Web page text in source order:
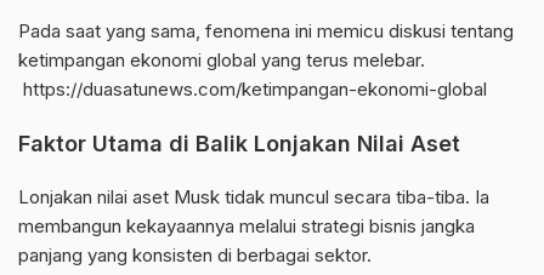
Pada saat yang sama, fenomena ini memicu diskusi tentang
ketimpangan ekonomi global yang terus melebar.
https://duasatunews.com/ketimpangan-ekonomi-global
Faktor Utama di Balik Lonjakan Nilai Aset
Lonjakan nilai aset Musk tidak muncul secara tiba-tiba. Ia
membangun kekayaannya melalui strategi bisnis jangka
panjang yang konsisten di berbagai sektor.